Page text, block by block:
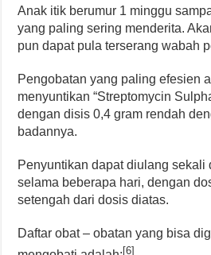
Anak itik berumur 1 minggu
yang paling sering menderita.
pun dapat pula terserang wabah
Pengobatan yang paling efesien
menyuntikan “Streptomycin
dengan disis 0,4 gram rendah
badannya.
Penyuntikan dapat diulang sekali
selama beberapa hari, dengan
setengah dari dosis diatas.
Daftar obat – obatan yang bisa
[6]